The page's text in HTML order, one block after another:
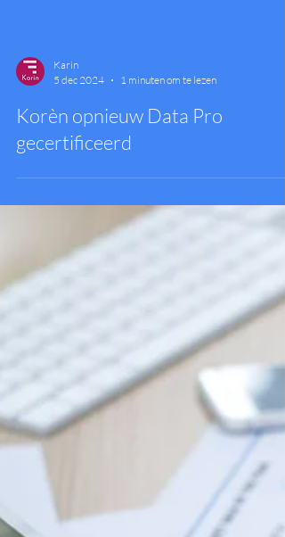
5 dec 2024
1 minuten om te lezen
Korèn opnieuw Data Pro
gecertificeerd